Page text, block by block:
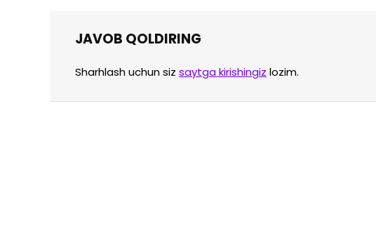
JAVOB QOLDIRING
Sharhlash uchun siz saytga kirishingiz lozim.